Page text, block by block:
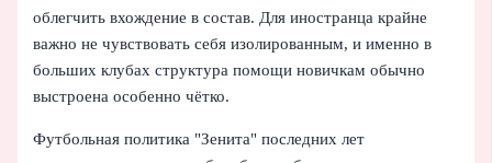
облегчить вхождение в состав. Для иностранца крайне
важно не чувствовать себя изолированным, и именно в
больших клубах структура помощи новичкам обычно
выстроена особенно чётко.
Футбольная политика "Зенита" последних лет